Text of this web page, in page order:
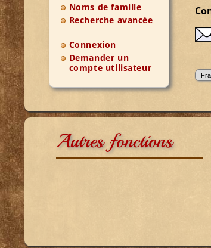
Noms de famille
Recherche avancée
Connexion
Demander un
compte utilisateur
Autres fonctions